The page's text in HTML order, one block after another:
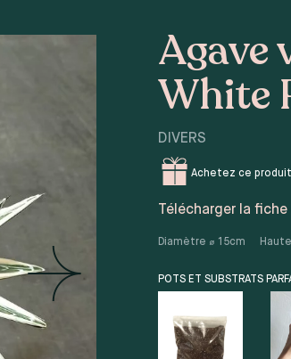
Agave
White
DIVERS
Achetez ce
Télécharger la
Diamètre ⌀ 15cm
POTS ET SUBSTRATS